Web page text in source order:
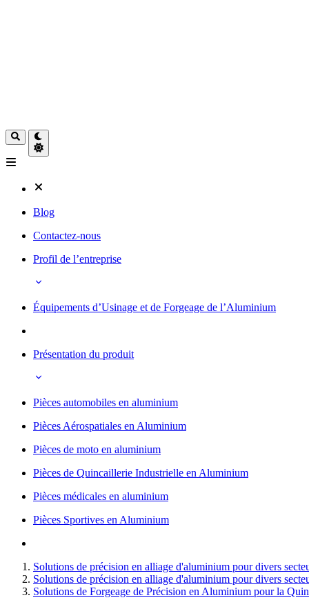
Blog
Contactez-nous
Profil de l’entreprise
Équipements d’Usinage et de Forgeage de l’Aluminium
Présentation du produit
Pièces automobiles en aluminium
Pièces Aérospatiales en Aluminium
Pièces de moto en aluminium
Pièces de Quincaillerie Industrielle en Aluminium
Pièces médicales en aluminium
Pièces Sportives en Aluminium
Solutions de précision en alliage d'aluminium pour divers
Solutions de précision en alliage d'aluminium pour divers
Solutions de Forgeage de Précision en Aluminium pour la